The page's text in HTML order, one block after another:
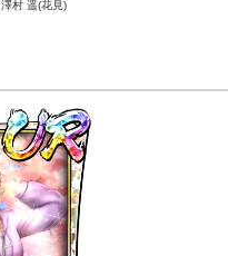
澤村 遥(花見)